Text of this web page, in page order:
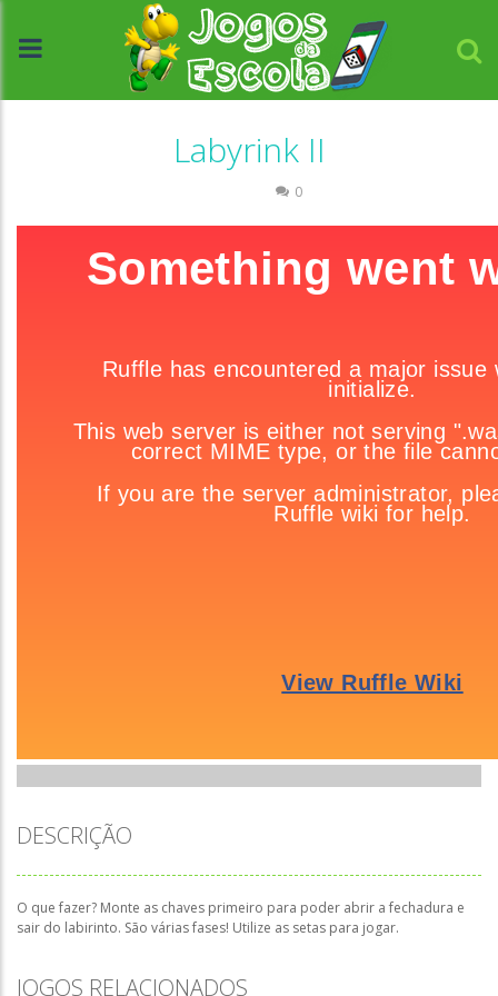
Labyrink II
0
DESCRIÇÃO
O que fazer? Monte as chaves primeiro para poder abrir a fechadura e
sair do labirinto. São várias fases! Utilize as setas para jogar.
JOGOS RELACIONADOS